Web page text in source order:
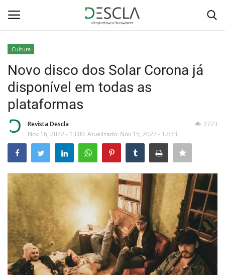
Home
...by Descla
Desporto
Sobre Nós
Educação
Estatuto Editorial
Saúde
Cultura
Novo disco dos Solar Corona já
disponível em todas as
plataformas
Revista Descla
Nov 16, 2022 - 13:00 Atualizado: Nov 15, 2022 - 17:33
2723